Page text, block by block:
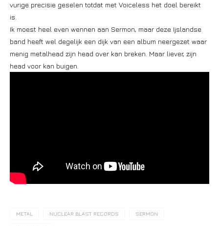
vurige precisie geselen totdat met Voiceless het doel bereikt
is.
Ik moest heel even wennen aan Sermon, maar deze Ijslandse
band heeft wel degelijk een dijk van een album neergezet waar
menig metalhead zijn head over kan breken. Maar liever, zijn
head voor kan buigen.
METAL NUCLEAR BLAST RECORDS SERMON